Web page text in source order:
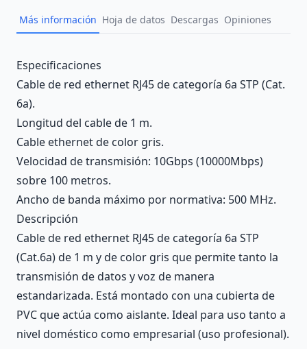
Más información Hoja de datos Descargas Opiniones
Description
Especificaciones
Cable de red ethernet RJ45 de categoría 6a STP (Cat.
6a).
Longitud del cable de 1 m.
Cable ethernet de color gris.
Velocidad de transmisión: 10Gbps (10000Mbps)
sobre 100 metros.
Ancho de banda máximo por normativa: 500 MHz.
Descripción
Cable de red ethernet RJ45 de categoría 6a STP
(Cat.6a) de 1 m y de color gris que permite tanto la
transmisión de datos y voz de manera
estandarizada. Está montado con una cubierta de
PVC que actúa como aislante. Ideal para uso tanto a
nivel doméstico como empresarial (uso profesional).